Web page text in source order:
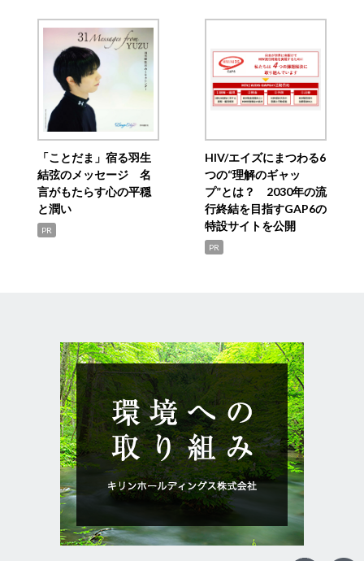
「ことだま」宿る羽生
結弦のメッセージ 名
言がもたらす心の平穏
と潤い
PR
HIV/エイズにまつわる6
つの“理解のギャッ
プ”とは？ 2030年の流
行終結を目指すGAP6の
特設サイトを公開
PR